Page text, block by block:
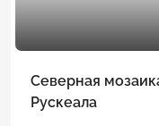
Северная
Рускеала